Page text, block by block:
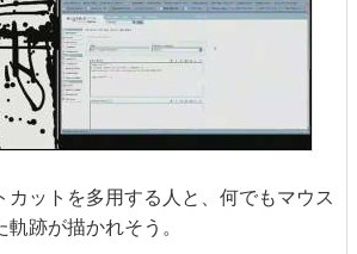
カットを多用する人と、何でもマウス
跡が描かれそう。